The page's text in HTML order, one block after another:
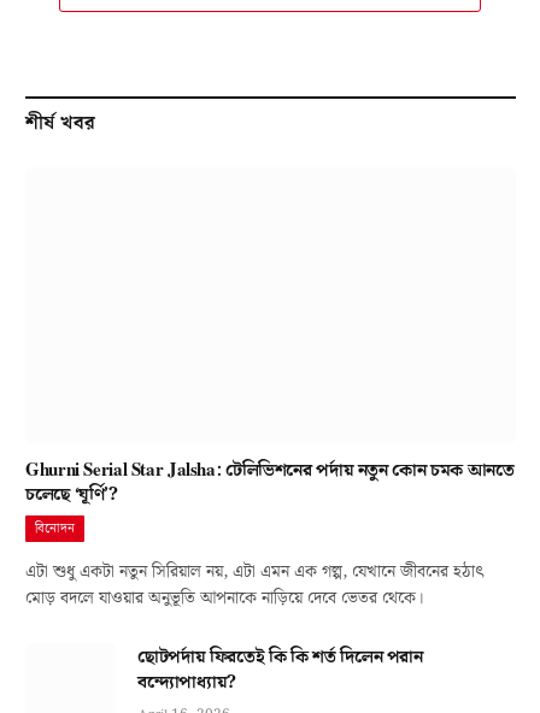
শীর্ষ খবর
Ghurni Serial Star Jalsha: টেলিভিশনের পর্দায় নতুন কোন চমক আনতে
চলেছে ‘ঘূর্ণি’?
বিনোদন
এটা শুধু একটা নতুন সিরিয়াল নয়, এটা এমন এক গল্প, যেখানে জীবনের হঠাৎ
মোড় বদলে যাওয়ার অনুভূতি আপনাকে নাড়িয়ে দেবে ভেতর থেকে।
ছোটপর্দায় ফিরতেই কি কি শর্ত দিলেন পরান
বন্দ্যোপাধ্যায়?